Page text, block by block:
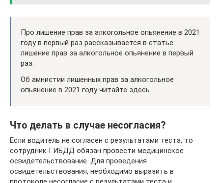
Про лишение прав за алкогольное опьянение в 2021
году в первый раз рассказывается в статье:
лишение прав за алкогольное опьянение в первый
раз.
Об амнистии лишенных прав за алкогольное
опьянение в 2021 году читайте здесь.
Что делать в случае несогласия?
Если водитель не согласен с результатами теста, то
сотрудник ГИБДД обязан провести медицинское
освидетельствование. Для проведения
освидетельствования, необходимо выразить в